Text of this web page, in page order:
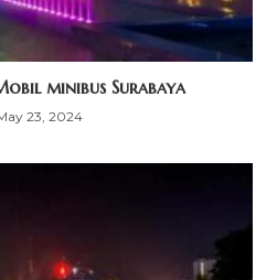
minibus Surabaya
23, 2024